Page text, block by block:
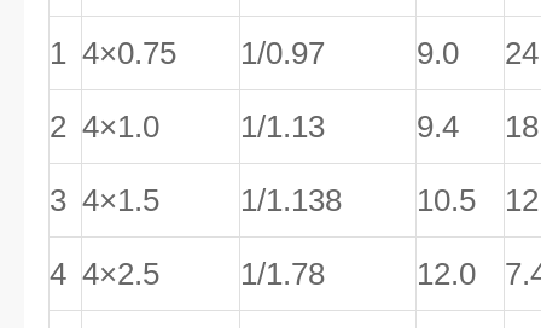
1 4×0.75 1/0.97 9.0
2 4×1.0 1/1.13 9.4
3 4×1.5 1/1.138 10.5
4 4×2.5 1/1.78 12.0